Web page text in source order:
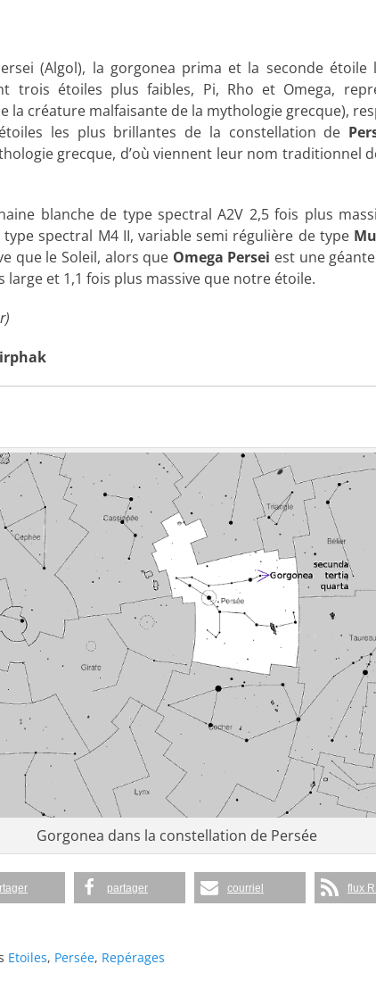
(Algol), la gorgonea prima et la seconde
trois étoiles plus faibles, Pi, Rho et Omega,
la créature malfaisante de la mythologie grecque),
les plus brillantes de la constellation de
grecque, d’où viennent leur nom traditionnel
blanche de type spectral A2V 2,5 fois plus
spectral M4 II, variable semi régulière de type
que le Soleil, alors que Omega Persei est une
large et 1,1 fois plus massive que notre étoile.
Gorgonea dans la constellation de Persée
partager courriel flux
Etoiles, Persée, Repérages